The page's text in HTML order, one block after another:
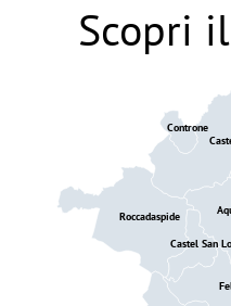
Scopri
Castel San
Roccadaspide
Controne